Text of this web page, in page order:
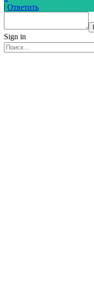
| Ответить
Sign in